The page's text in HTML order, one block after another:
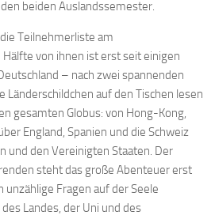
beiden Auslandssemester.
Teilnehmerliste am
von ihnen ist erst seit einigen
– nach zwei spannenden
Länderschildchen auf den Tischen lesen
gesamten Globus: von Hong-Kong,
England, Spanien und die Schweiz
und den Vereinigten Staaten. Der
steht das große Abenteuer erst
unzählige Fragen auf der Seele
Landes, der Uni und des